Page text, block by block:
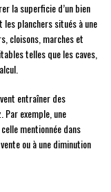
la superficie d’un bien
planchers situés à une
cloisons, marches et
telles que les caves,
entraîner des
Par exemple, une
mentionnée dans
ou à une diminution